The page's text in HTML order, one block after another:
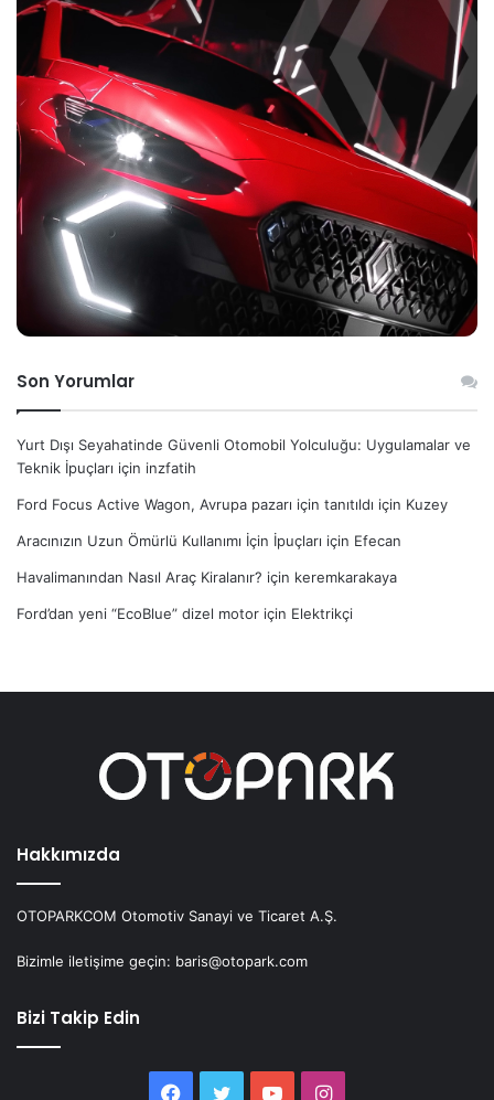
Son Yorumlar
Yurt Dışı Seyahatinde Güvenli Otomobil Yolculuğu: Uygulamalar ve
Teknik İpuçları için inzfatih
Ford Focus Active Wagon, Avrupa pazarı için tanıtıldı için Kuzey
Aracınızın Uzun Ömürlü Kullanımı İçin İpuçları için Efecan
Havalimanından Nasıl Araç Kiralanır? için keremkarakaya
Ford’dan yeni “EcoBlue” dizel motor için Elektrikçi
Hakkımızda
OTOPARKCOM Otomotiv Sanayi ve Ticaret A.Ş.
Bizimle iletişime geçin: baris@otopark.com
Bizi Takip Edin
Facebook
Twitter YouTubeInstagram